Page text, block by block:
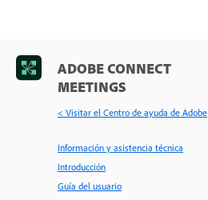
ADOBE CONNECT
MEETINGS
< Visitar el Centro de ayuda de Adobe
Información y asistencia técnica
Introducción
Guía del usuario